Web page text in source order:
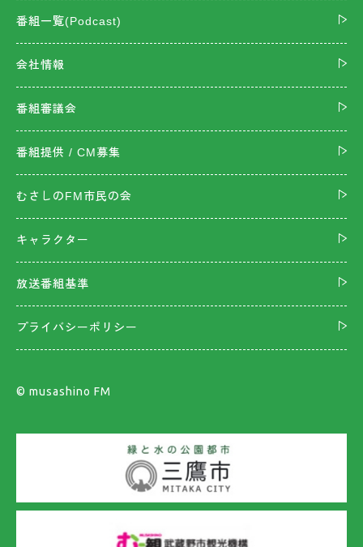
番組一覧(Podcast)
会社情報
番組審議会
番組提供 / CM募集
むさしのFM市民の会
キャラクター
放送番組基準
プライバシーポリシー
©︎ musashino FM